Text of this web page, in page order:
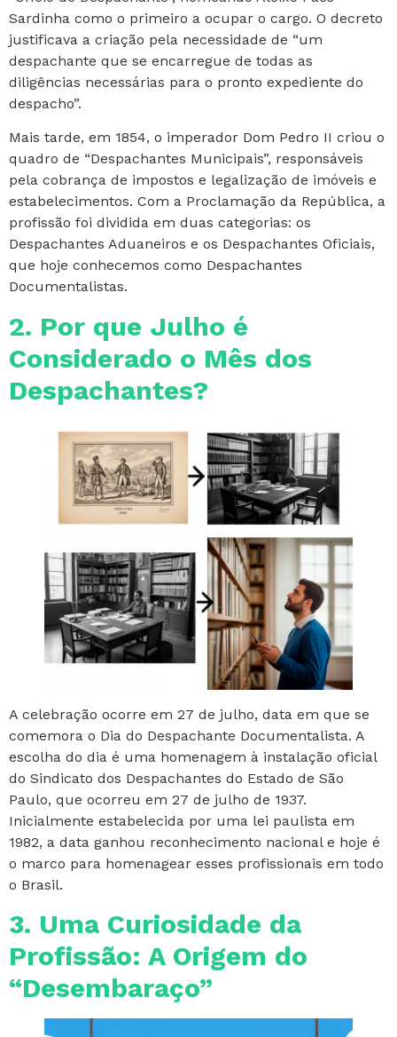
Sardinha como o primeiro a ocupar o cargo. O decreto
justificava a criação pela necessidade de “um
despachante que se encarregue de todas as
diligências necessárias para o pronto expediente do
despacho”.
Mais tarde, em 1854, o imperador Dom Pedro II criou o
quadro de “Despachantes Municipais”, responsáveis
pela cobrança de impostos e legalização de imóveis e
estabelecimentos. Com a Proclamação da República, a
profissão foi dividida em duas categorias: os
Despachantes Aduaneiros e os Despachantes Oficiais,
que hoje conhecemos como Despachantes
Documentalistas.
2. Por que Julho é
Considerado o Mês dos
Despachantes?
A celebração ocorre em 27 de julho, data em que se
comemora o Dia do Despachante Documentalista. A
escolha do dia é uma homenagem à instalação oficial
do Sindicato dos Despachantes do Estado de São
Paulo, que ocorreu em 27 de julho de 1937.
Inicialmente estabelecida por uma lei paulista em
1982, a data ganhou reconhecimento nacional e hoje é
o marco para homenagear esses profissionais em todo
o Brasil.
3. Uma Curiosidade da
Profissão: A Origem do
“Desembaraço”